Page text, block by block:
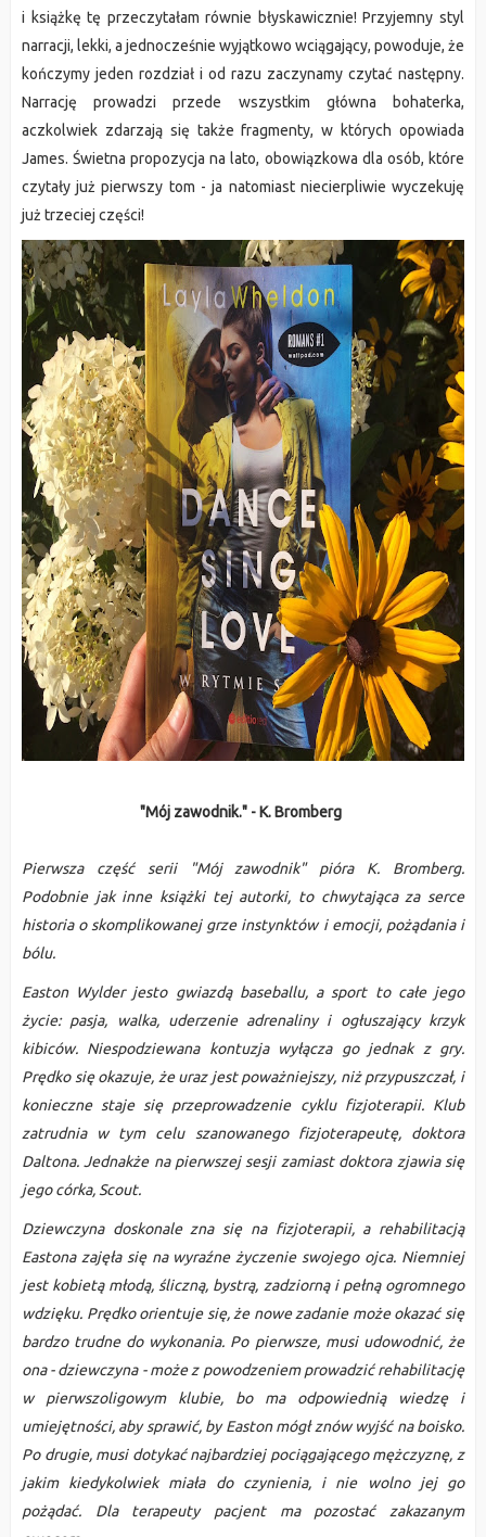
i książkę tę przeczytałam równie błyskawicznie! Przyjemny styl
narracji, lekki, a jednocześnie wyjątkowo wciągający, powoduje, że
kończymy jeden rozdział i od razu zaczynamy czytać następny.
Narrację prowadzi przede wszystkim główna bohaterka,
aczkolwiek zdarzają się także fragmenty, w których opowiada
James. Świetna propozycja na lato, obowiązkowa dla osób, które
czytały już pierwszy tom - ja natomiast niecierpliwie wyczekuję
już trzeciej części!
"Mój zawodnik." - K. Bromberg
Pierwsza część serii "Mój zawodnik" pióra K. Bromberg.
Podobnie jak inne książki tej autorki, to chwytająca za serce
historia o skomplikowanej grze instynktów i emocji, pożądania i
bólu.
Easton Wylder jesto gwiazdą baseballu, a sport to całe jego
życie: pasja, walka, uderzenie adrenaliny i ogłuszający krzyk
kibiców. Niespodziewana kontuzja wyłącza go jednak z gry.
Prędko się okazuje, że uraz jest poważniejszy, niż przypuszczał, i
konieczne staje się przeprowadzenie cyklu fizjoterapii. Klub
zatrudnia w tym celu szanowanego fizjoterapeutę, doktora
Daltona. Jednakże na pierwszej sesji zamiast doktora zjawia się
jego córka, Scout.
Dziewczyna doskonale zna się na fizjoterapii, a rehabilitacją
Eastona zajęła się na wyraźne życzenie swojego ojca. Niemniej
jest kobietą młodą, śliczną, bystrą, zadziorną i pełną ogromnego
wdzięku. Prędko orientuje się, że nowe zadanie może okazać się
bardzo trudne do wykonania. Po pierwsze, musi udowodnić, że
ona - dziewczyna - może z powodzeniem prowadzić rehabilitację
w pierwszoligowym klubie, bo ma odpowiednią wiedzę i
umiejętności, aby sprawić, by Easton mógł znów wyjść na boisko.
Po drugie, musi dotykać najbardziej pociągającego mężczyznę, z
jakim kiedykolwiek miała do czynienia, i nie wolno jej go
pożądać. Dla terapeuty pacjent ma pozostać zakazanym